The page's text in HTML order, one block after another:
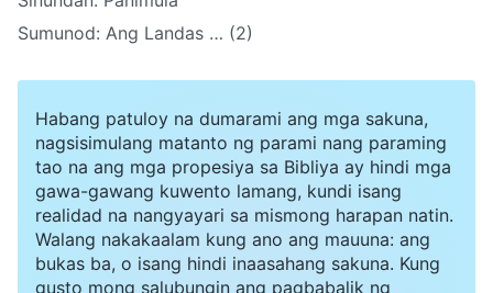
Sumunod: Ang Landas … (2)
Habang patuloy na dumarami ang mga sakuna,
nagsisimulang matanto ng parami nang paraming
tao na ang mga propesiya sa Bibliya ay hindi mga
gawa-gawang kuwento lamang, kundi isang
realidad na nangyayari sa mismong harapan natin.
Walang nakakaalam kung ano ang mauuna: ang
bukas ba, o isang hindi inaasahang sakuna. Kung
gusto mong salubungin ang pagbabalik ng